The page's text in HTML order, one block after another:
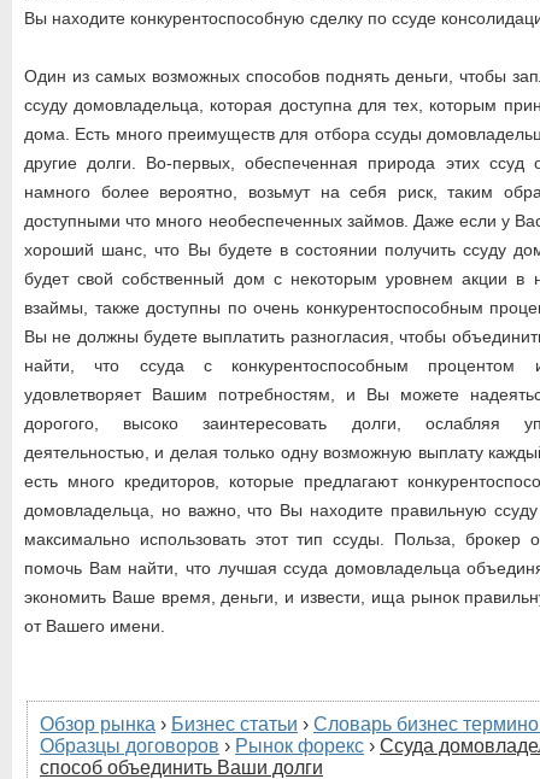
Вы находите конкурентоспособную сделку по ссуде
Один из самых возможных способов поднять деньги, чтобы
ссуду домовладельца, которая доступна для тех, которым
дома. Есть много преимуществ для отбора ссуды
другие долги. Во-первых, обеспеченная природа этих ссуд
намного более вероятно, возьмут на себя риск, таким
доступными что много необеспеченных займов. Даже если у
хороший шанс, что Вы будете в состоянии получить ссуду
будет свой собственный дом с некоторым уровнем акции в
взаймы, также доступны по очень конкурентоспособным
Вы не должны будете выплатить разногласия, чтобы
найти, что ссуда с конкурентоспособным
удовлетворяет Вашим потребностям, и Вы можете
дорогого, высоко заинтересовать долги, ослабляя
деятельностью, и делая только одну возможную выплату
есть много кредиторов, которые предлагают
домовладельца, но важно, что Вы находите правильную
максимально использовать этот тип ссуды. Польза, брокер
помочь Вам найти, что лучшая ссуда домовладельца
экономить Ваше время, деньги, и извести, ища рынок
от Вашего имени.
Обзор рынка › Бизнес статьи › Словарь бизнес
Образцы договоров › Рынок форекс › Ссуда
способ объединить Ваши долги